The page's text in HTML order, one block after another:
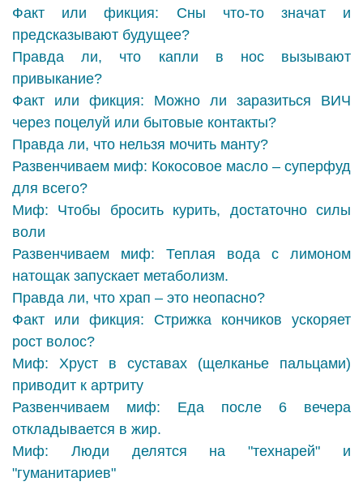
Факт или фикция: Сны что-то значат и
предсказывают будущее?
Правда ли, что капли в нос вызывают
привыкание?
Факт или фикция: Можно ли заразиться ВИЧ
через поцелуй или бытовые контакты?
Правда ли, что нельзя мочить манту?
Развенчиваем миф: Кокосовое масло – суперфуд
для всего?
Миф: Чтобы бросить курить, достаточно силы
воли
Развенчиваем миф: Теплая вода с лимоном
натощак запускает метаболизм.
Правда ли, что храп – это неопасно?
Факт или фикция: Стрижка кончиков ускоряет
рост волос?
Миф: Хруст в суставах (щелканье пальцами)
приводит к артриту
Развенчиваем миф: Еда после 6 вечера
откладывается в жир.
Миф: Люди делятся на "технарей" и
"гуманитариев"